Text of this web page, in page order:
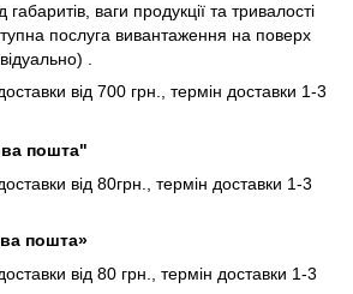
габаритів, ваги продукції та тривалості
послуга вивантаження на поверх
.
від 700 грн., термін доставки 1-3
пошта"
від 80грн., термін доставки 1-3
пошта»
від 80 грн., термін доставки 1-3